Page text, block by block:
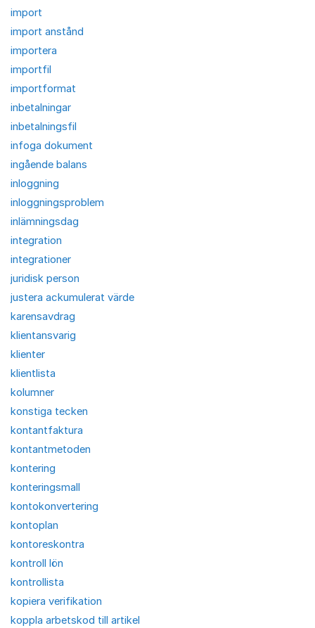
import
import anstånd
importera
importfil
importformat
inbetalningar
inbetalningsfil
infoga dokument
ingående balans
inloggning
inloggningsproblem
inlämningsdag
integration
integrationer
juridisk person
justera ackumulerat värde
karensavdrag
klientansvarig
klienter
klientlista
kolumner
konstiga tecken
kontantfaktura
kontantmetoden
kontering
konteringsmall
kontokonvertering
kontoplan
kontoreskontra
kontroll lön
kontrollista
kopiera verifikation
koppla arbetskod till artikel